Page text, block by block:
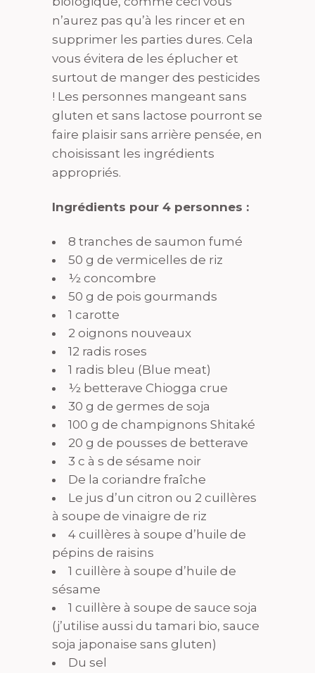
n’aurez pas qu’à les rincer et en
supprimer les parties dures. Cela
vous évitera de les éplucher et
surtout de manger des pesticides
! Les personnes mangeant sans
gluten et sans lactose pourront se
faire plaisir sans arrière pensée, en
choisissant les ingrédients
appropriés.
Ingrédients pour 4 personnes :
8 tranches de saumon fumé
50 g de vermicelles de riz
½ concombre
50 g de pois gourmands
1 carotte
2 oignons nouveaux
12 radis roses
1 radis bleu (Blue meat)
½ betterave Chiogga crue
30 g de germes de soja
100 g de champignons Shitaké
20 g de pousses de betterave
3 c à s de sésame noir
De la coriandre fraîche
Le jus d’un citron ou 2 cuillères
à soupe de vinaigre de riz
4 cuillères à soupe d’huile de
pépins de raisins
1 cuillère à soupe d’huile de
sésame
1 cuillère à soupe de sauce soja
(j’utilise aussi du tamari bio, sauce
soja japonaise sans gluten)
Du sel